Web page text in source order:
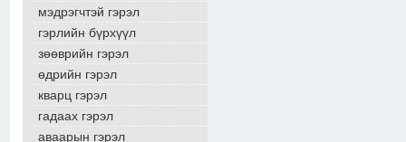
мэдрэгчтэй гэрэл
гэрлийн бүрхүүл
зөөврийн гэрэл
өдрийн гэрэл
кварц гэрэл
гадаах гэрэл
аваарын гэрэл